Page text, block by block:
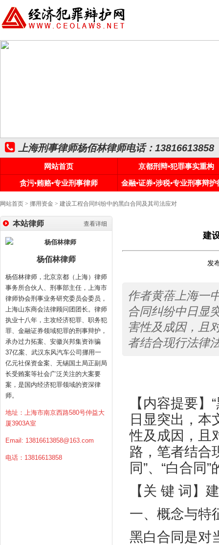
上海刑事律师杨佰林律师电话：13816613858
网站首页
京都刑辩•犯罪事实重构
贪污•贿赂•专业刑事律师
金融•证券•涉税•专业刑事辩护
网站首页 > 挪用资金 > 建设工程合同纠纷中的黑白合同及其司法应对
查看详细
本站律师
杨佰林律师
杨佰林律师，北京京都（上海）律师
事务所合伙人、刑事部主任，上海市
律师协会刑事业务研究委员会委员，
上海山东商会法律顾问团团长。律师
执业十八年，主攻经济犯罪、职务犯
罪、金融证券领域犯罪的刑事辩护，
承办过力拓案、安徽兴邦集资诈骗
37亿案、武汉东风汽车公司挪用一
亿元社保资金案、无锡国土局正副局
长受贿案等社会广泛关注的大案要
案，是国内经济犯罪领域的资深律
师。
地址：上海市南京西路580号仲益大
厦3903A室
Email: 13816613858@163.com
电话：13816613858
建
发
作者黄蓓上海一
合同纠纷中日显
害性及成因，且
者结合现行法律
【内容提要
日显突出，本
性及成因，且
路，笔者结合
同”、“白合同
【关 键 词
一、概念与特
黑白合同是对